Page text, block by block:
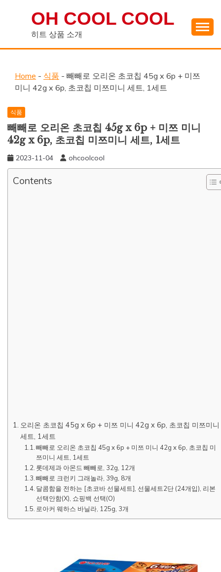
OH COOL COOL
히트 상품 소개
Home - 식품 - 빼빼로 오리온 초코칩 45g x 6p + 미쯔
미니 42g x 6p, 초코칩 미쯔미니 세트, 1세트
식품
빼빼로 오리온 초코칩 45g x 6p + 미쯔 미니
42g x 6p, 초코칩 미쯔미니 세트, 1세트
2023-11-04 ohcoolcool
Contents
오리온 초코칩 45g x 6p + 미쯔 미니 42g x 6p, 초코칩 미쯔미니
세트, 1세트
빼빼로 오리온 초코칩 45g x 6p + 미쯔 미니 42g x 6p, 초코칩 미
쯔미니 세트, 1세트
롯데제과 아몬드 빼빼로, 32g, 12개
빼빼로 크런키 그래놀라, 39g, 8개
달콤함을 전하는 [초코바 선물세트], 선물세트2단 (24개입), 리본
선택안함(X), 쇼핑백 선택(O)
로아커 웨하스 바닐라, 125g, 3개